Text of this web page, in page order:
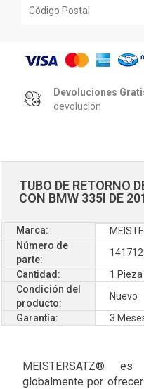
Devoluciones
devolución
TUBO DE RETORNO
CON BMW 335I DE
Marca:
Número de
parte:
Cantidad:
1 Pieza
Condición del
producto:
Nuevo
Garantía:
3
MEISTERSATZ®
globalmente por